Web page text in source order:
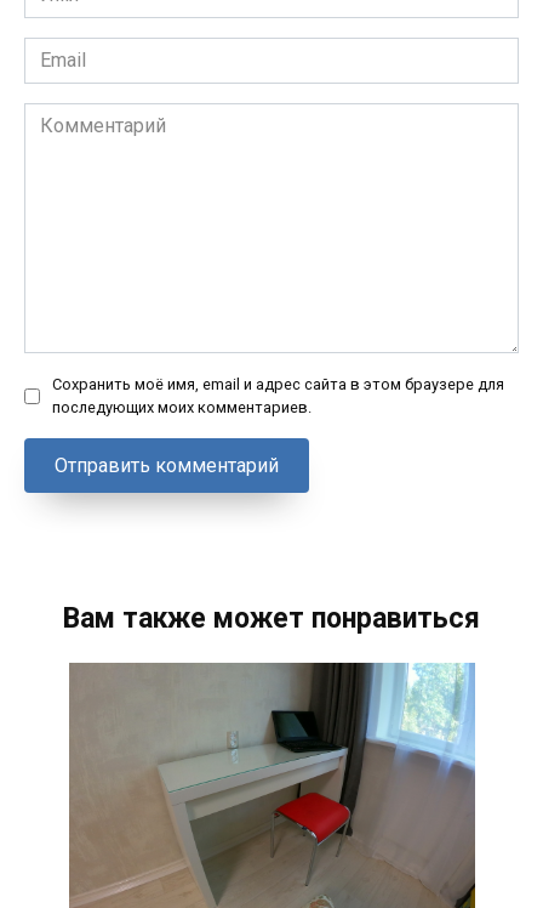
*
Email
*
Комментарий
Сохранить моё имя, email и адрес сайта в этом браузере для
последующих моих комментариев.
Вам также может понравиться